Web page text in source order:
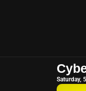
Saturday,